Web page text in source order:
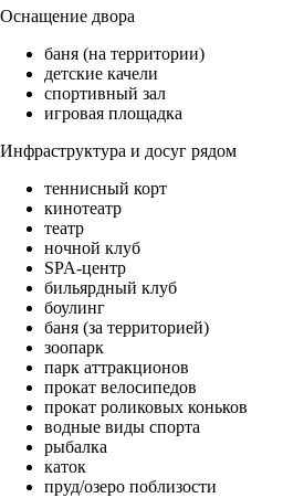
Оснащение двора
баня (на территории)
детские качели
спортивный зал
игровая площадка
Инфраструктура и досуг рядом
теннисный корт
кинотеатр
театр
ночной клуб
SPA-центр
бильярдный клуб
боулинг
баня (за территорией)
зоопарк
парк аттракционов
прокат велосипедов
прокат роликовых коньков
водные виды спорта
рыбалка
каток
пруд/озеро поблизости